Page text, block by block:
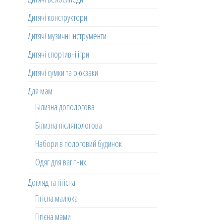
Дитячі конструктори
Дитячі музичні інструменти
Дитячі спортивні ігри
Дитячі сумки та рюкзаки
Для мам
Білизна допологова
Білизна післяпологова
Набори в пологовий будинок
Одяг для вагітних
Догляд та гігієна
Гігієна малюка
Гігієна мами